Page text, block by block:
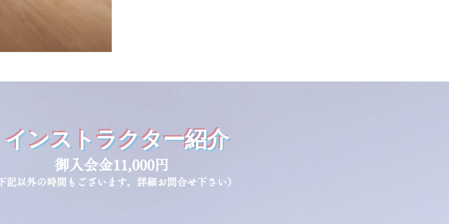
インストラクター紹介
​御入会金11,000円
記以外の時間もございます。詳細お問合せ下さい）